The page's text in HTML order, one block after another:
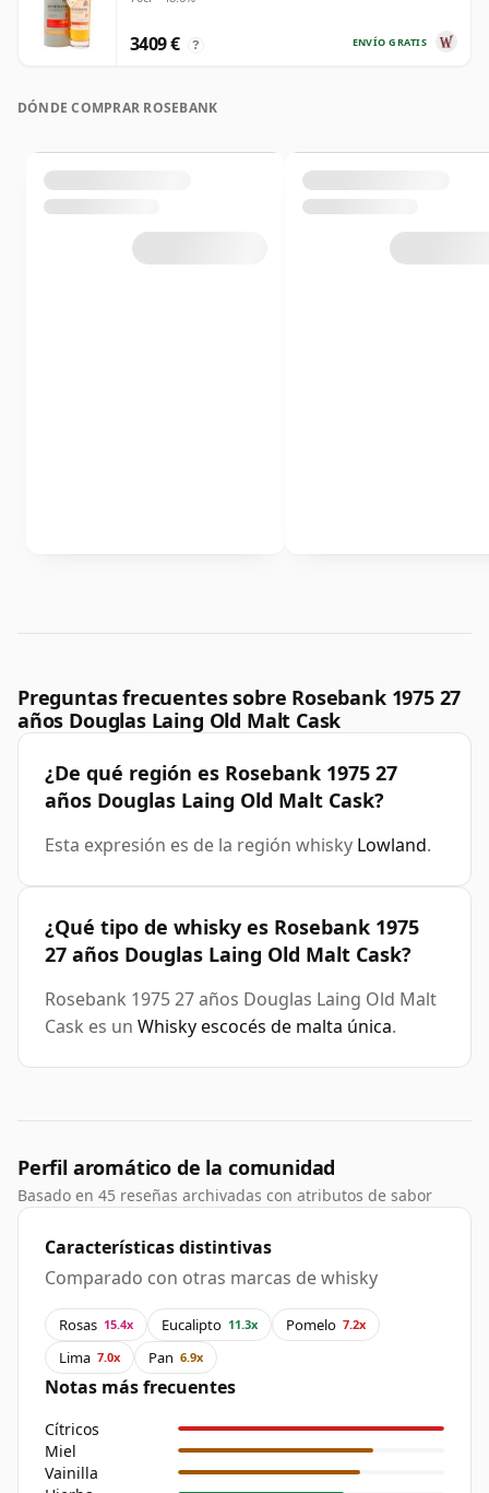
ENVÍO GRATIS
3409 € ?
DÓNDE COMPRAR ROSEBANK
Preguntas frecuentes sobre Rosebank 1975 27
años Douglas Laing Old Malt Cask
¿De qué región es Rosebank 1975 27
años Douglas Laing Old Malt Cask?
Esta expresión es de la región whisky Lowland.
¿Qué tipo de whisky es Rosebank 1975
27 años Douglas Laing Old Malt Cask?
Rosebank 1975 27 años Douglas Laing Old Malt
Cask es un Whisky escocés de malta única.
Perfil aromático de la comunidad
Basado en 45 reseñas archivadas con atributos de sabor
Características distintivas
Comparado con otras marcas de whisky
Rosas 15.4x Eucalipto 11.3x Pomelo 7.2x
Lima 7.0x Pan 6.9x
Notas más frecuentes
Cítricos
Miel
Vainilla